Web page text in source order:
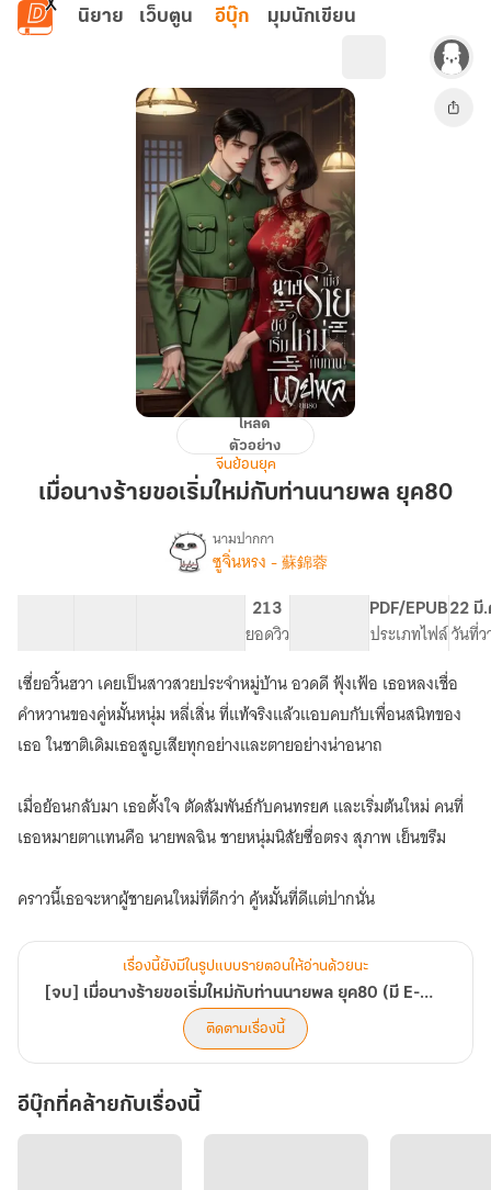
ข้ามไปยังเนื้อหาหลัก
นิยาย เว็บตูน อีบุ๊ก มุมนักเขียน
ร้าย
ยุค80
โหลด
ตัวอย่าง
จีนย้อนยุค
เมื่อนางร้ายขอเริ่มใหม่กับท่านนายพล ยุค80
เรื่อง [จบ]
นาง
ร้าย
ขอ
เริ่ม
ใหม่
กับ
ท่าน
ยุค80
(มี
E-
นามปากกา
ซูจิ่นหรง - 蘇錦蓉
213
ยอดวิว
PDF/EPUB
ประเภทไฟล์
22 มี
วันที่ว
เซี่ยอวิ้นฮวา เคยเป็นสาวสวยประจำหมู่บ้าน อวดดี ฟุ้งเฟ้อ เธอหลงเชื่อ
คำหวานของคู่หมั้นหนุ่ม หลี่เสิ่น ที่แท้จริงแล้วแอบคบกับเพื่อนสนิทของ
เธอ ในชาติเดิมเธอสูญเสียทุกอย่างและตายอย่างน่าอนาถ
เมื่อย้อนกลับมา เธอตั้งใจ ตัดสัมพันธ์กับคนทรยศ และเริ่มต้นใหม่ คนที่
เธอหมายตาแทนคือ นายพลฉิน ชายหนุ่มนิสัยซื่อตรง สุภาพ เย็นขรึม
คราวนี้เธอจะหาผู้ชายคนใหม่ที่ดีกว่า คู้หมั้นที่ดีแต่ปากนั่น
เรื่องนี้ยังมีในรูปแบบรายตอนให้อ่านด้วยนะ
[จบ] เมื่อนางร้ายขอเริ่มใหม่กับท่านนายพล ยุค80 (มี E-Book)
ติดตามเรื่องนี้
อีบุ๊กที่คล้ายกับเรื่องนี้